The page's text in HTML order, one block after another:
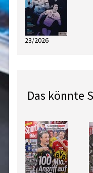
23/2026
Das könnte